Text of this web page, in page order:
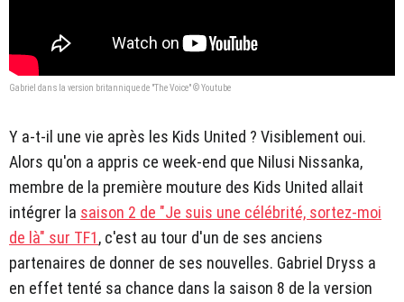
Gabriel dans la version britannique de "The Voice" © Youtube
Y a-t-il une vie après les Kids United ? Visiblement oui.
Alors qu'on a appris ce week-end que Nilusi Nissanka,
membre de la première mouture des Kids United allait
intégrer la saison 2 de "Je suis une célébrité, sortez-moi
de là" sur TF1, c'est au tour d'un de ses anciens
partenaires de donner de ses nouvelles. Gabriel Dryss a
en effet tenté sa chance dans la saison 8 de la version